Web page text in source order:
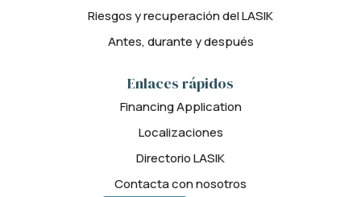
Riesgos y recuperación del LASIK
Antes, durante y después
Enlaces rápidos
Financing Application
Localizaciones
Directorio LASIK
Contacta con nosotros